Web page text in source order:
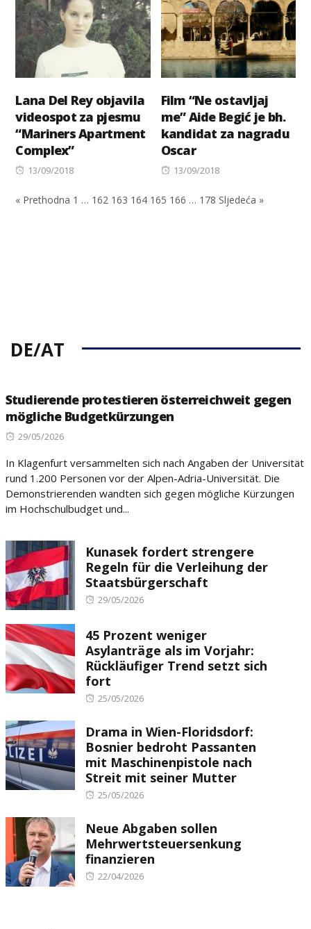
Lana Del Rey objavila
videospot za pjesmu
“Mariners Apartment
Complex”
Posted
13/09/2018
Film “Ne ostavljaj
me” Aide Begić je bh.
kandidat za nagradu
Oscar
Posted
13/09/2018
« Prethodna 1 … 162 163 164 165 166 … 178 Sljedeća »
DE/AT
Studierende protestieren österreichweit gegen
mögliche Budgetkürzungen
Posted
29/05/2026
In Klagenfurt versammelten sich nach Angaben der Universität
rund 1.200 Personen vor der Alpen-Adria-Universität. Die
Demonstrierenden wandten sich gegen mögliche Kürzungen
im Hochschulbudget und...
Kunasek fordert strengere
Regeln für die Verleihung der
Staatsbürgerschaft
Posted
29/05/2026
45 Prozent weniger
Asylanträge als im Vorjahr:
Rückläufiger Trend setzt sich
fort
Posted
25/05/2026
Drama in Wien-Floridsdorf:
Bosnier bedroht Passanten
mit Maschinenpistole nach
Streit mit seiner Mutter
Posted
25/05/2026
Neue Abgaben sollen
Mehrwertsteuersenkung
finanzieren
Posted
22/04/2026